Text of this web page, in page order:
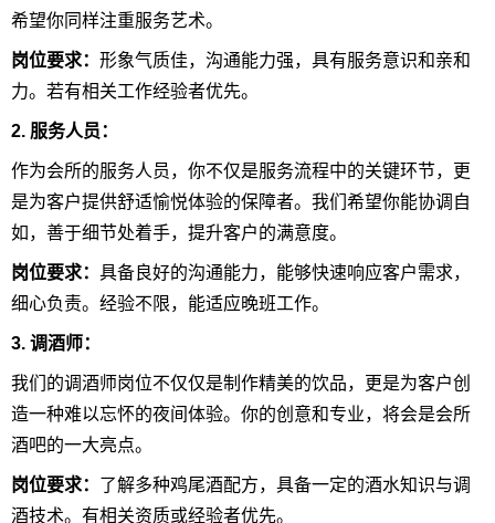
希望你同样注重服务艺术。
岗位要求： 形象气质佳，沟通能力强，具有服务意识和亲和
力。若有相关工作经验者优先。
2. 服务人员：
作为会所的服务人员，你不仅是服务流程中的关键环节，更
是为客户提供舒适愉悦体验的保障者。我们希望你能协调自
如，善于细节处着手，提升客户的满意度。
岗位要求： 具备良好的沟通能力，能够快速响应客户需求，
细心负责。经验不限，能适应晚班工作。
3. 调酒师：
我们的调酒师岗位不仅仅是制作精美的饮品，更是为客户创
造一种难以忘怀的夜间体验。你的创意和专业，将会是会所
酒吧的一大亮点。
岗位要求： 了解多种鸡尾酒配方，具备一定的酒水知识与调
酒技术。有相关资质或经验者优先。